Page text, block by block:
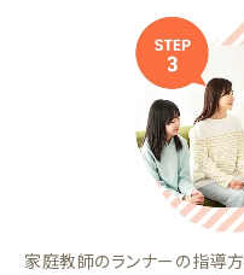
家庭教師のランナーの指導